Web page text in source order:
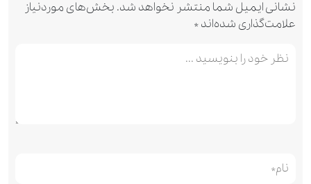
نشانی ایمیل شما منتشر نخواهد شد. بخش‌های موردنیاز
علامت‌گذاری شده‌اند*